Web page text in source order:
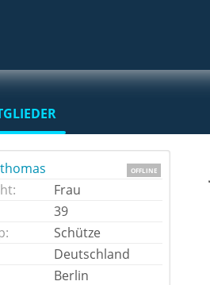
OFFLINE
Frau
39
Schütze
Deutschland
Berlin